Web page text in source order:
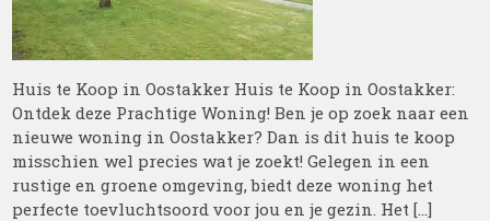
Huis te Koop in Oostakker Huis te Koop in Oostakker:
Ontdek deze Prachtige Woning! Ben je op zoek naar een
nieuwe woning in Oostakker? Dan is dit huis te koop
misschien wel precies wat je zoekt! Gelegen in een
rustige en groene omgeving, biedt deze woning het
perfecte toevluchtsoord voor jou en je gezin. Het […]